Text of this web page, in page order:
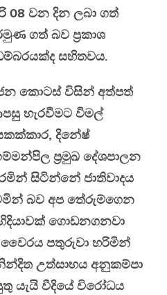
08 වන දින ලබා ගත්
ගත් බව ප‍්‍රකාශ
සහිතවය.
කොටස් විසින් අත්පත්
හැරවීමට විමල්
දිනේෂ්
ප‍්‍රමුඛ දේශපාලන
සිටින්නේ ජාතිවාදය
බව අප තේරුම්ගෙන
ගොඩනගනවා
පතුරුවා හරිමින්
උත්සාහය අනුකම්පා
යැයි වීදියේ විරෝධය